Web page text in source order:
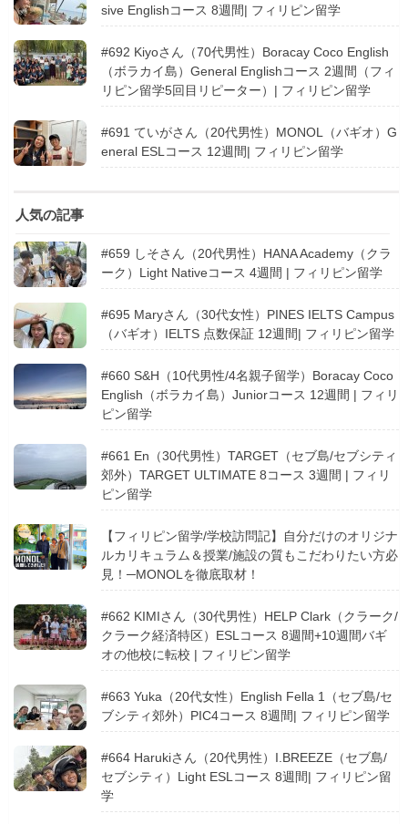
sive Englishコース 8週間| フィリピン留学
#692 Kiyoさん（70代男性）Boracay Coco English
（ボラカイ島）General Englishコース 2週間（フィ
リピン留学5回目リピーター）| フィリピン留学
#691 ていがさん（20代男性）MONOL（バギオ）G
eneral ESLコース 12週間| フィリピン留学
人気の記事
#659 しそさん（20代男性）HANA Academy（クラ
ーク）Light Nativeコース 4週間 | フィリピン留学
#695 Maryさん（30代女性）PINES IELTS Campus
（バギオ）IELTS 点数保証 12週間| フィリピン留学
#660 S&H（10代男性/4名親子留学）Boracay Coco
English（ボラカイ島）Juniorコース 12週間 | フィリ
ピン留学
#661 En（30代男性）TARGET（セブ島/セブシティ
郊外）TARGET ULTIMATE 8コース 3週間 | フィリ
ピン留学
【フィリピン留学/学校訪問記】自分だけのオリジナ
ルカリキュラム＆授業/施設の質もこだわりたい方必
見！─MONOLを徹底取材！
#662 KIMIさん（30代男性）HELP Clark（クラーク/
クラーク経済特区）ESLコース 8週間+10週間バギ
オの他校に転校 | フィリピン留学
#663 Yuka（20代女性）English Fella 1（セブ島/セ
ブシティ郊外）PIC4コース 8週間| フィリピン留学
#664 Harukiさん（20代男性）I.BREEZE（セブ島/
セブシティ）Light ESLコース 8週間| フィリピン留
学